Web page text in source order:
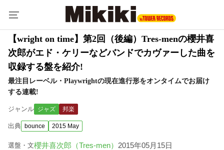
【wright on time】第2回（後編）Tres-menの櫻井喜
次郎がエド・ケリーなどバンドでカヴァーした曲を
収録する盤を紹介!
最注目レーベル・Playwrightの現在進行形をオンタイムでお届け
する連載!
ジャンル ジャズ 邦楽
出典 bounce 2015 May
選盤・文櫻井喜次郎（Tres-men） 2015年05月15日